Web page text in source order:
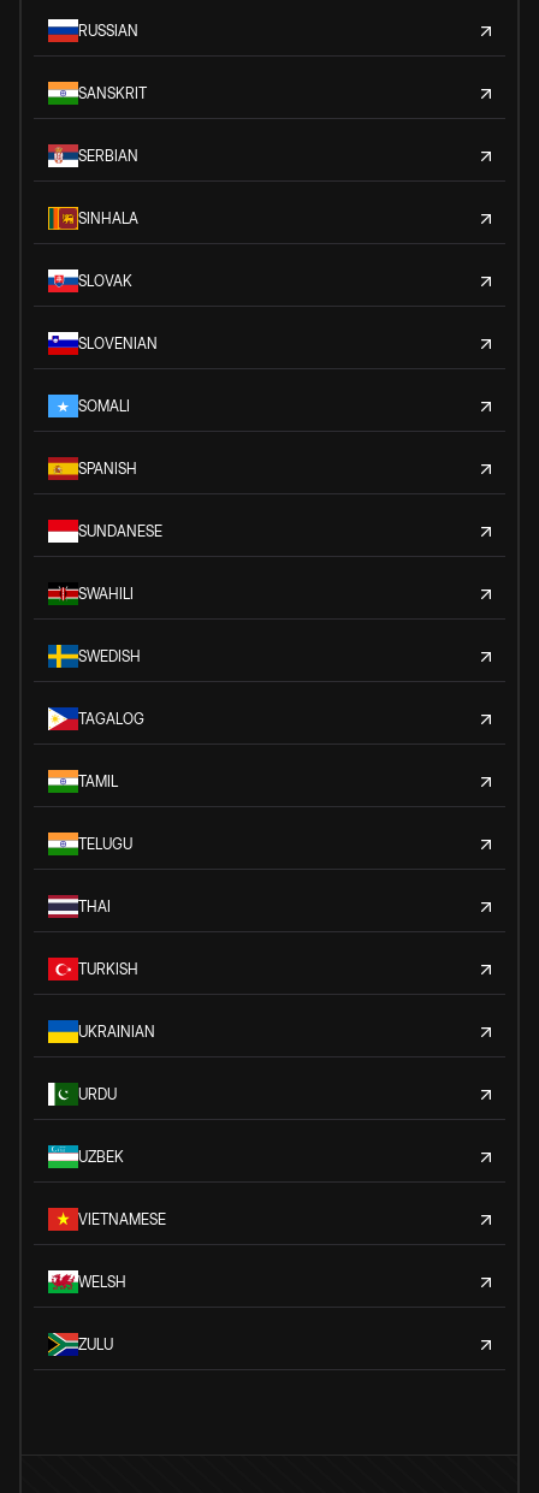
RUSSIAN
SANSKRIT
SERBIAN
SINHALA
SLOVAK
SLOVENIAN
SOMALI
SPANISH
SUNDANESE
SWAHILI
SWEDISH
TAGALOG
TAMIL
TELUGU
THAI
TURKISH
UKRAINIAN
URDU
UZBEK
VIETNAMESE
WELSH
ZULU